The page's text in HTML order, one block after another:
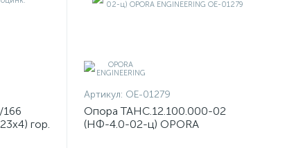
гор.
Артикул: OE-01279
Опора ТАНС.12.100.000-02
(НФ-4.0-02-ц) OPORA